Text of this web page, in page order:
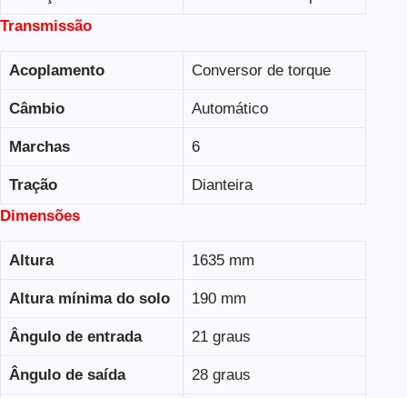
Transmissão
Acoplamento Conversor de torque
Câmbio Automático
Marchas 6
Tração
Dianteira
Dimensões
Altura 1635 mm
Altura mínima do solo 190 mm
Ângulo de entrada 21 graus
Ângulo de saída 28 graus